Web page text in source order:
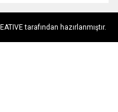
tarafından hazırlanmıştır.